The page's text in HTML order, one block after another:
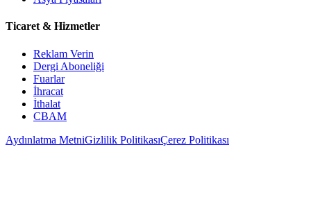
Ticaret & Hizmetler
Reklam Verin
Dergi Aboneliği
Fuarlar
İhracat
İthalat
CBAM
Aydınlatma MetniGizlilik PolitikasıÇerez Politikası